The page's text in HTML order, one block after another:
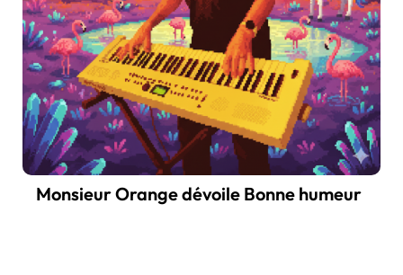
Monsieur Orange dévoile Bonne humeur